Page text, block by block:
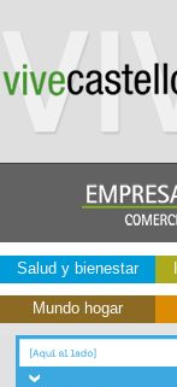
Salud y bienestar
Mundo hogar